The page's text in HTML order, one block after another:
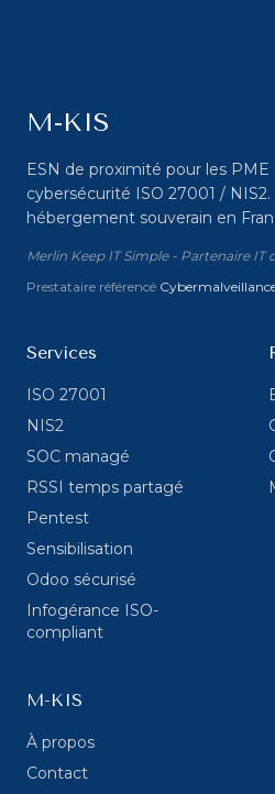
M-KIS
ESN de proximité pour les
cybersécurité ISO 27001 /
hébergement souverain en
Merlin Keep IT Simple - Partenaire IT
Prestataire référencé
Services
ISO 27001
NIS2
SOC managé
RSSI temps partagé
Pentest
Sensibilisation
Odoo sécurisé
Infogérance ISO-
compliant
M-KIS
À propos
Contact